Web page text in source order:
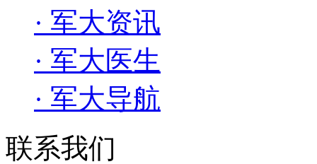
· 军大资讯
· 军大医生
· 军大导航
联系我们